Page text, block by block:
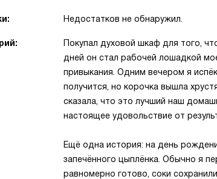
Недостатков не обнаружил.
Покупал духовой шкаф для того,
дней он стал рабочей лошадкой
привыкания. Одним вечером я
получится, но корочка вышла
сказала, что это лучший наш
настоящее удовольствие от
Ещё одна история: на день
запечённого цыплёнка. Обычно я
равномерно готово, соки